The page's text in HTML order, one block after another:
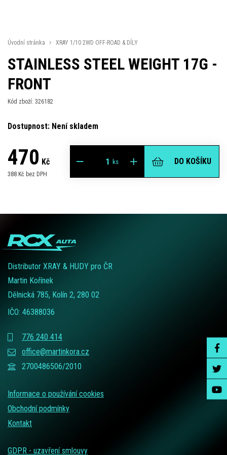
Úvodní stránka XRAY 1/10 2WD OFF-ROAD & DÍLY
STAINLESS STEEL WEIGHT 17G -
FRONT
Kód zboží: 326182
Dostupnost: Není skladem
470 Kč
388 Kč bez DPH
ks DO KOŠÍKU
Distributor XRAY & HUDY pro ČR
Martin Kořínek
Dělnická 785, Kolín 2, 280 02
IČO: 46388036
776 240 414
office@martinkora.cz
2700486506/2010
Informace o používání cookies
Obchodní podmínky
Kontakt
GDPR - uzavření smlouvy